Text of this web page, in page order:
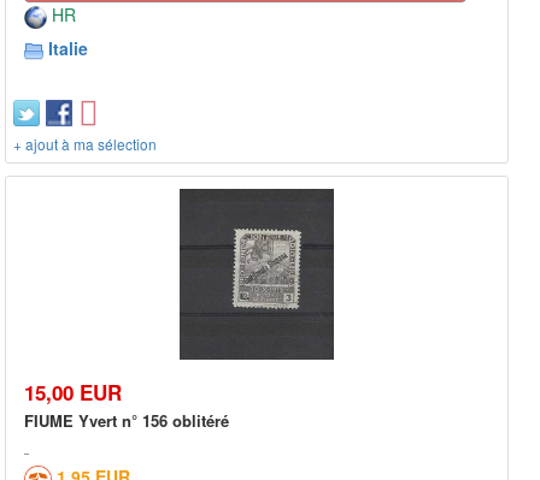
HR
Italie
+ ajout à ma sélection
15,00 EUR
FIUME Yvert n° 156 oblitéré